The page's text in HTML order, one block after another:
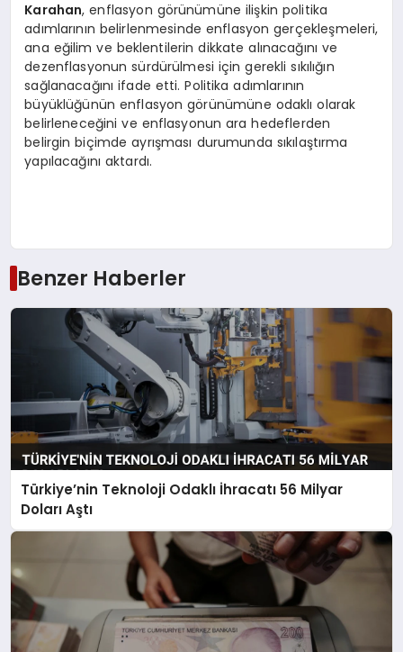
Karahan, enflasyon görünümüne ilişkin politika
adımlarının belirlenmesinde enflasyon gerçekleşmeleri,
ana eğilim ve beklentilerin dikkate alınacağını ve
dezenflasyonun sürdürülmesi için gerekli sıkılığın
sağlanacağını ifade etti. Politika adımlarının
büyüklüğünün enflasyon görünümüne odaklı olarak
belirleneceğini ve enflasyonun ara hedeflerden
belirgin biçimde ayrışması durumunda sıkılaştırma
yapılacağını aktardı.
Benzer Haberler
Türkiye’nin Teknoloji Odaklı İhracatı 56 Milyar
Doları Aştı